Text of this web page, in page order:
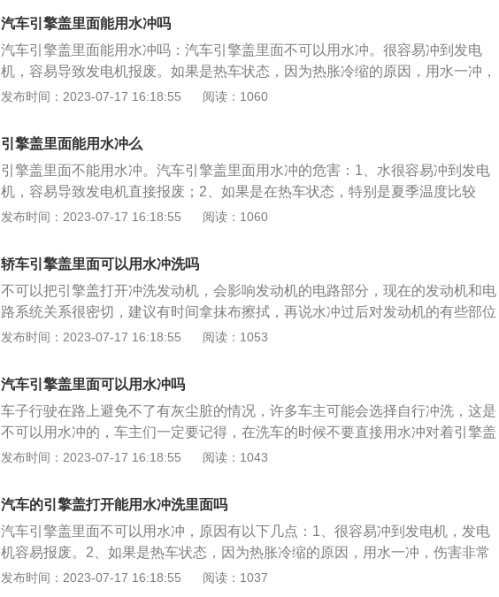
的老化。用水清洗发动机的4点注意事项：1、将发电机、分电器、制动油壶等用
布遮盖或用塑料胶袋封住，特别是发电机和分电器。2、尽量在发动机冷却之后
冲洗，注意水枪的压力不要太大。3、冲洗之后用清洁的布将发动机室彻底擦拭
干净，特别是引擎盖底面。4、水枪不要直接对准进气口。汽车清洗的2点注意事
项：1、注意天气，清洗汽车外表面最好在室内或背阴处清洗，不允许在阳光直
盖、通风孔、空调入口严密关闭，封严发动机电器系统。
汽车引擎盖里面能用水冲吗
汽车引擎盖里面能用水冲吗：汽车引擎盖里面不可以用水冲。很容易冲到发电
机，容易导致发电机报废。如果是热车状态，因为热胀冷缩的原因，用水一冲，
伤害非常大。因为发动机是缸体，受到强冷的刺激容易炸裂。发动机舱有很多线
下：1、将发电机、分电器、制动油壶等用布遮盖或用塑料胶袋封住。2、尽量在
发动机冷却之后冲洗，注意水枪的压力不要太大。3、冲洗之后，用清洁的布将
发动机室彻底擦拭干净，特别是引擎盖底面。4、水枪不要直接对准进气口，最
好也不要直接冲洗线头。
发布时间：2023-07-17 16:18:55 阅读：1060
引擎盖里面能用水冲么
引擎盖里面不能用水冲。汽车引擎盖里面用水冲的危害：1、水很容易冲到发电
机，容易导致发电机直接报废；2、如果是在热车状态，特别是夏季温度比较
高，再加上发动机是缸体，受到强烈的温差刺激容易炸裂。炸裂的时候，也可能
这些线路不能碰水，因为遇水会加快线路的老化。附用水清洗的注意事项：1、
将发电机、分电器、制动油壶等用布遮盖或用塑料胶带封住，特别是发电机和分
电器；2、尽量在发动机冷却之后冲洗，注意水枪的压力不要太大；3、冲洗之
后，用清洁的布将发动机室彻底擦拭干净，特别是引擎盖底面；4、水枪不要直
接对准进气口，最好也不要直接冲洗线头。
发布时间：2023-07-17 16:18:55 阅读：1060
轿车引擎盖里面可以用水冲洗吗
不可以把引擎盖打开冲洗发动机，会影响发动机的电路部分，现在的发动机和电
路系统关系很密切，建议有时间拿抹布擦拭，再说水冲过后对发动机的有些部位
会加速老化，生锈。抹布清理不到的部位可以用长柄的清洁毛刷擦拭。汽车清洗
在阳光直射下清洗，因为阳光下，干涸在车身的水滴会留下斑点，影响美观。也
不允许在严寒中清洗，这样既清洗不干净，又能导致水滴在车身表面结冰，造成
外壳涂层裂纹。2、注意密封。清洗前应当将全部车门、车窗、发动机罩、行李
箱盖、通风孔、空气人口严密关闭，封严发动机电器系统，以防清洗时进水，造
成短路、窜电和锈蚀等。清洗货车时，如载货怕潮湿，应加以防护或不清洗上
进水，可低速运行，反复踏制动踏板，造成摩擦，产生热量使其自行干燥。4、
注意水压。手工清洗时要用软管。水的压力要适宜，水压力过高，会造成车外表
污物硬粒划伤漆面。5、注愈沾溅。清洗中车内装饰件不慎被沾溅上污物，应趁
用硬质工具刮除。
发布时间：2023-07-17 16:18:55 阅读：1053
汽车引擎盖里面可以用水冲吗
车子行驶在路上避免不了有灰尘脏的情况，许多车主可能会选择自行冲洗，这是
不可以用水冲的，车主们一定要记得，在洗车的时候不要直接用水冲对着引擎盖
里面冲洗，会对车子造成一定的伤害。主要原因有以下几点。1、水很容易冲到
较高的情况下。再加上因为发动机是缸体，受到强冷的刺激容易炸裂。所以车主
们不要想着用水一冲没有什么问题，其实对车子的伤害非常大。炸裂的时候，也
可能存在对对车主本人造成伤害的风险。3、引擎盖里面的发动机舱还会有很多
线路，这些线路不能碰水。这是因为遇水很容易出问题。不仅仅会出问题，并且
会加快线路的老化。
发布时间：2023-07-17 16:18:55 阅读：1043
汽车的引擎盖打开能用水冲洗里面吗
汽车引擎盖里面不可以用水冲，原因有以下几点：1、很容易冲到发电机，发电
机容易报废。2、如果是热车状态，因为热胀冷缩的原因，用水一冲，伤害非常
大。因为发动机是缸体，受到强冷的刺激容易炸裂。3、发动机舱有很多线路，
发布时间：2023-07-17 16:18:55 阅读：1037